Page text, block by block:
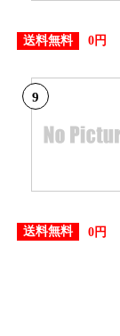
送料無料 0円
9
送料無料 0円